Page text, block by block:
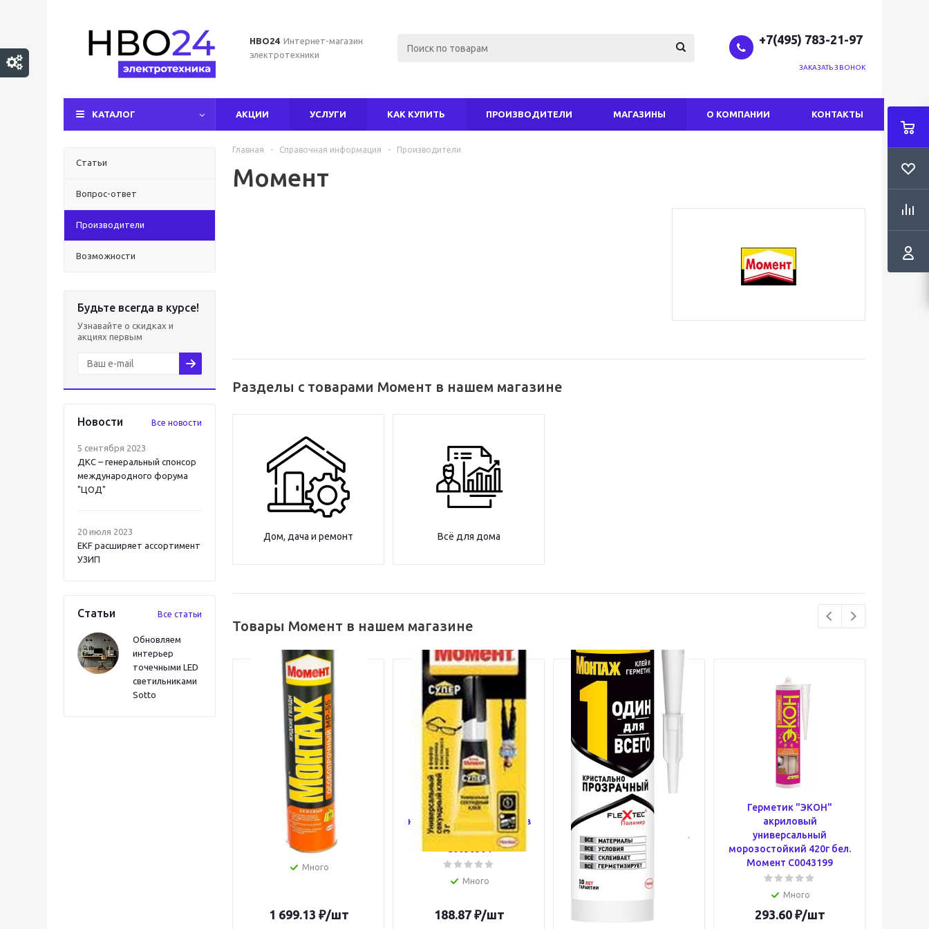
НВО24 Интернет-магазин
электротехники
+7(495) 783-21-97
ЗАКАЗАТЬ ЗВОНОК
КАТАЛОГ АКЦИИ УСЛУГИ КАК КУПИТЬ ПРОИЗВОДИТЕЛИ МАГАЗИНЫ О КОМПАНИИ КОНТАКТЫ
Статьи
Вопрос-ответ
Производители
Возможности
Будьте всегда в курсе!
Узнавайте о скидках и
акциях первым
Новости Все новости
5 сентября 2023
ДКС – генеральный спонсор
международного форума
"ЦОД"
20 июля 2023
EKF расширяет ассортимент
УЗИП
Статьи Все статьи
Обновляем
интерьер
точечными LED
светильниками
Sotto
Главная - Справочная информация - Производители
Момент
Разделы с товарами Момент в нашем магазине
Дом, дача и ремонт Всё для дома
Товары Момент в нашем магазине
Клей Момент Монтаж
особопрочный MP-55
423г Момент Б0022976
Много
1 699.13 ₽/шт
Клей "Супер Момент" 3г
на единичном блистере в
шоу-боксе Момент
C0036304
Много
188.87₽/шт
Клей-герметик Момент
МОНТАЖ "Один Для
Всего" 290г крист. прозр.
Момент Б0033318
Много
Герметик "ЭКОН"
акриловый
универсальный
морозостойкий 420г бел.
Момент C0043199
Много
293.60₽/шт